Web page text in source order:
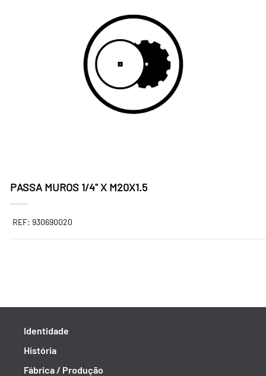
PASSA MUROS 1/4" X M20X1.5
REF: 930690020
Identidade
História
Fábrica / Produção